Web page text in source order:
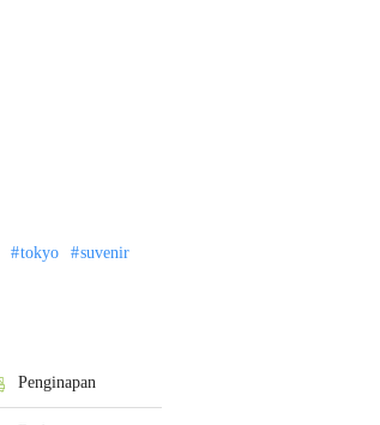
tokyo suvenir
Penginapan